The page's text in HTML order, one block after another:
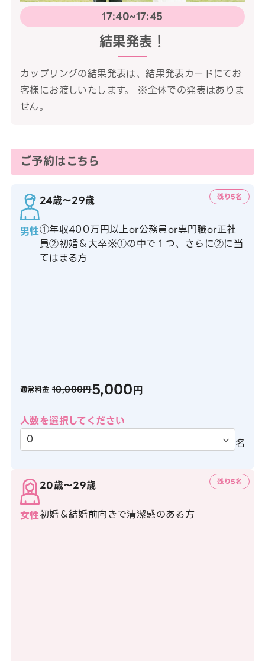
17:40~17:45
結果発表！
カップリングの結果発表は、結果発表カードにてお
客様にお渡しいたします。 ※全体での発表はありま
せん。
ご予約はこちら
男性
24歳〜29歳
①年収400万円以上or公務員or専門職or正社
員②初婚＆大卒※①の中で１つ、さらに②に当
てはまる方
残り5名
通常料金 10,000円5,000円
人数を選択してください
名
女性
20歳〜29歳
初婚＆結婚前向きで清潔感のある方
残り5名